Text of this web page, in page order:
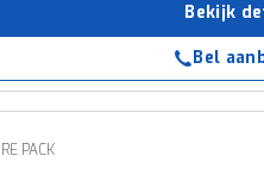
Bekijk
Bel
PACK